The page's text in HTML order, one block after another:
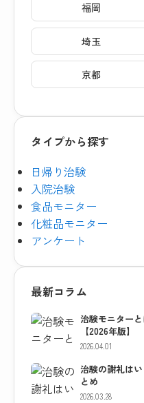
福岡
埼玉
京都
タイプから探す
日帰り治験
入院治験
食品モニター
化粧品モニター
アンケート
最新コラム
治験モニター
【2026年版】
2026.04.01
治験の謝礼は
とめ
2026.03.28